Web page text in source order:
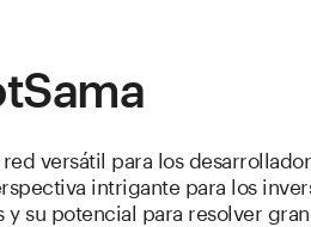
versátil para los
intrigante para los
y su potencial para resolver